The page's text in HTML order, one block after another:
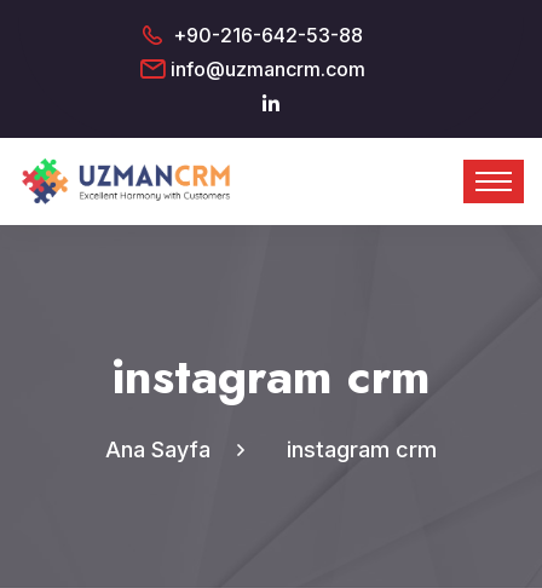
+90-216-642-53-88
info@uzmancrm.com
instagram crm
Ana Sayfa instagram crm